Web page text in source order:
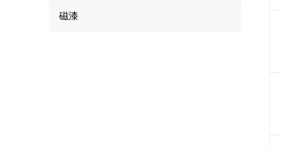
磁漆